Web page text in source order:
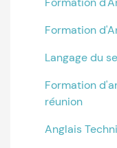
Formation
Langage du
Formation
réunion
Anglais